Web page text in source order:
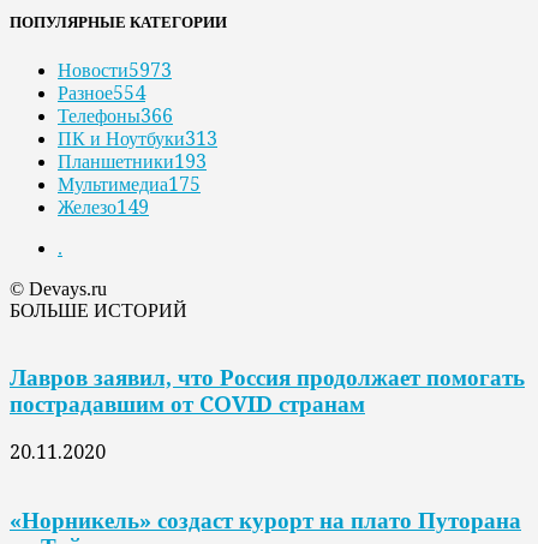
ПОПУЛЯРНЫЕ КАТЕГОРИИ
Новости5973
Разное554
Телефоны366
ПК и Ноутбуки313
Планшетники193
Мультимедиа175
Железо149
.
© Devays.ru
БОЛЬШЕ ИСТОРИЙ
Лавров заявил, что Россия продолжает помогать
пострадавшим от COVID странам
20.11.2020
«Норникель» создаст курорт на плато Путорана